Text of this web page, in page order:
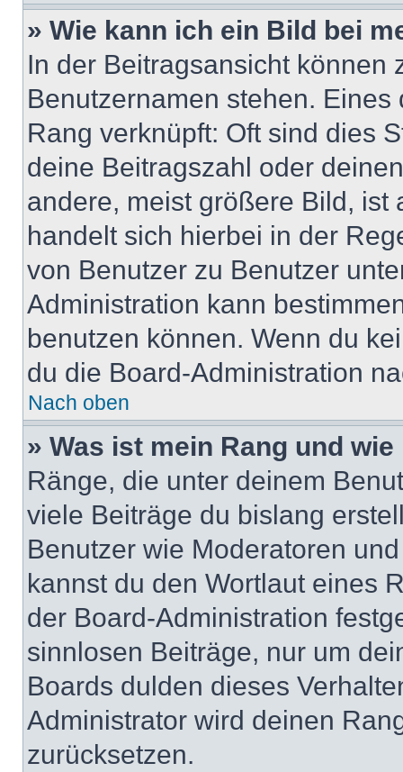
» Wie kann ich ein Bild bei
In der Beitragsansicht können
Benutzernamen stehen.
Rang verknüpft: Oft sind dies
deine Beitragszahl oder
andere, meist größere Bild, ist
handelt sich hierbei in der
von Benutzer zu Benutzer
Administration kann
benutzen können. Wenn du
du die Board-Administration
Nach oben
» Was ist mein Rang und
Ränge, die unter deinem
viele Beiträge du bislang
Benutzer wie Moderatoren
kannst du den Wortlaut eines
der Board-Administration
sinnlosen Beiträge, nur um
Boards dulden dieses
Administrator wird deinen
zurücksetzen.